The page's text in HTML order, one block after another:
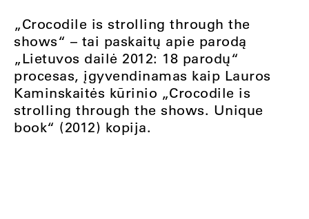
„Crocodile is strolling through the
shows“ – tai paskaitų apie parodą
„Lietuvos dailė 2012: 18 parodų“
procesas, įgyvendinamas kaip Lauros
Kaminskaitės kūrinio „Crocodile is
strolling through the shows. Unique
book“ (2012) kopija.